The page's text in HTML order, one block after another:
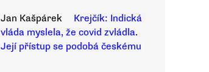
Jan Kašpárek
Krejčík: Indická
vláda myslela, že covid zvládla.
Její přístup se podobá českému